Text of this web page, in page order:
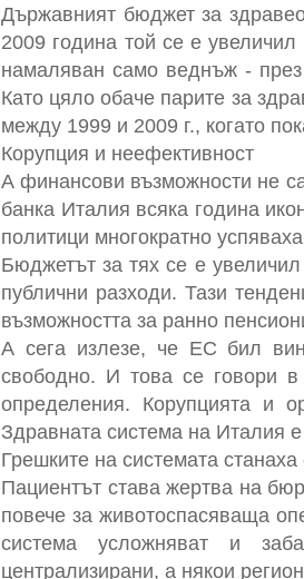
Държавният бюджет за
2009 година той се е
намаляван само веднъж -
Като цяло обаче парите за
между 1999 и 2009 г., когато
Корупция и неефективност
А финансови възможности не
банка Италия всяка година
политици многократно
Бюджетът за тях се е
публични разходи. Тази
възможността за ранно
А сега излезе, че ЕС бил
свободно. И това се говори
определения. Корупцията и
Здравната система на Италия
Грешките на системата
Пациентът става жертва на
повече за животоспасяваща
система усложняват и
централизирани, а някои